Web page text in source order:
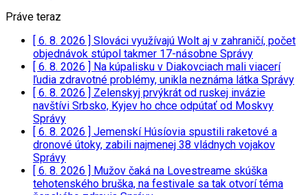
Práve teraz
[ 6. 8. 2026 ] Slováci využívajú Wolt aj v zahraničí, počet
objednávok stúpol takmer 17-násobne Správy
[ 6. 8. 2026 ] Na kúpalisku v Diakovciach mali viacerí
ľudia zdravotné problémy, unikla neznáma látka Správy
[ 6. 8. 2026 ] Zelenskyj prvýkrát od ruskej invázie
navštívi Srbsko, Kyjev ho chce odpútať od Moskvy
Správy
[ 6. 8. 2026 ] Jemenskí Húsíovia spustili raketové a
dronové útoky, zabili najmenej 38 vládnych vojakov
Správy
[ 6. 8. 2026 ] Mužov čaká na Lovestreame skúška
tehotenského bruška, na festivale sa tak otvorí téma